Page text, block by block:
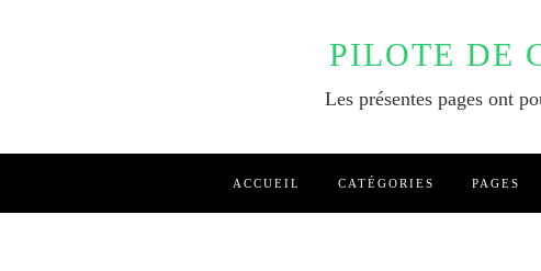
PILOTE DE
Les présentes pages ont
ACCUEIL CATÉGORIES PAGES